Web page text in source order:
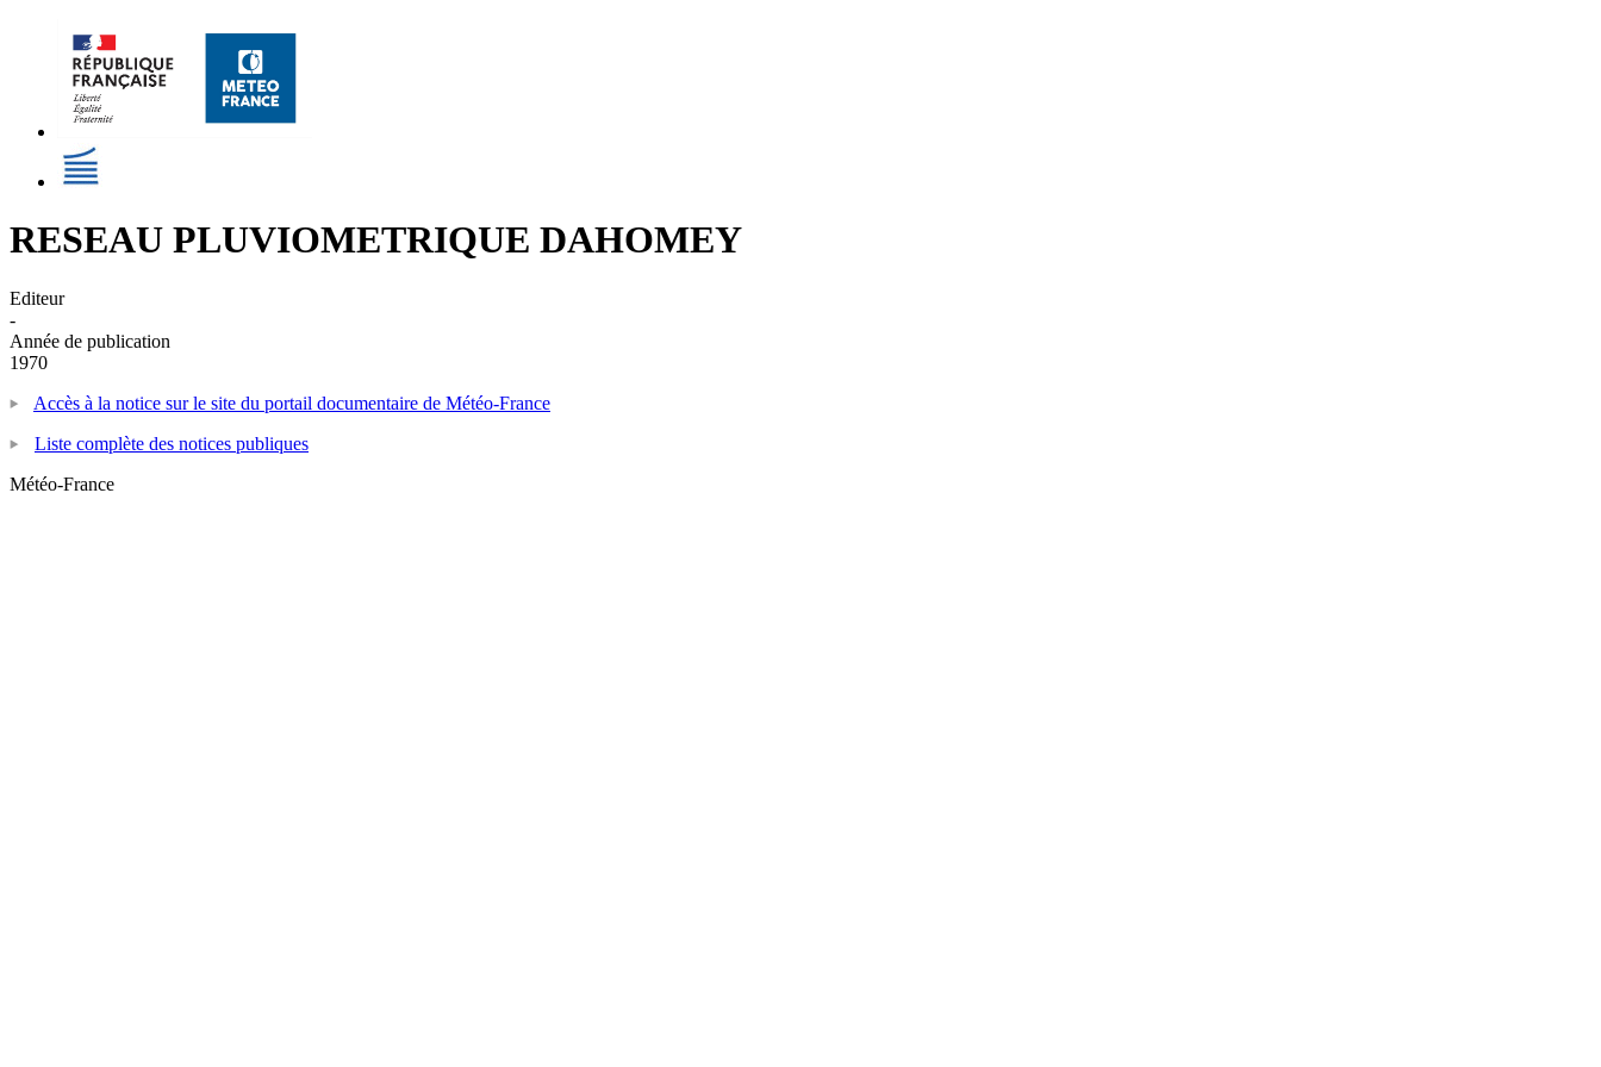
RESEAU PLUVIOMETRIQUE DAHOMEY
Editeur
-
Année de publication
1970
Accès à la notice sur le site du portail documentaire de Météo-France
Liste complète des notices publiques
Météo-France